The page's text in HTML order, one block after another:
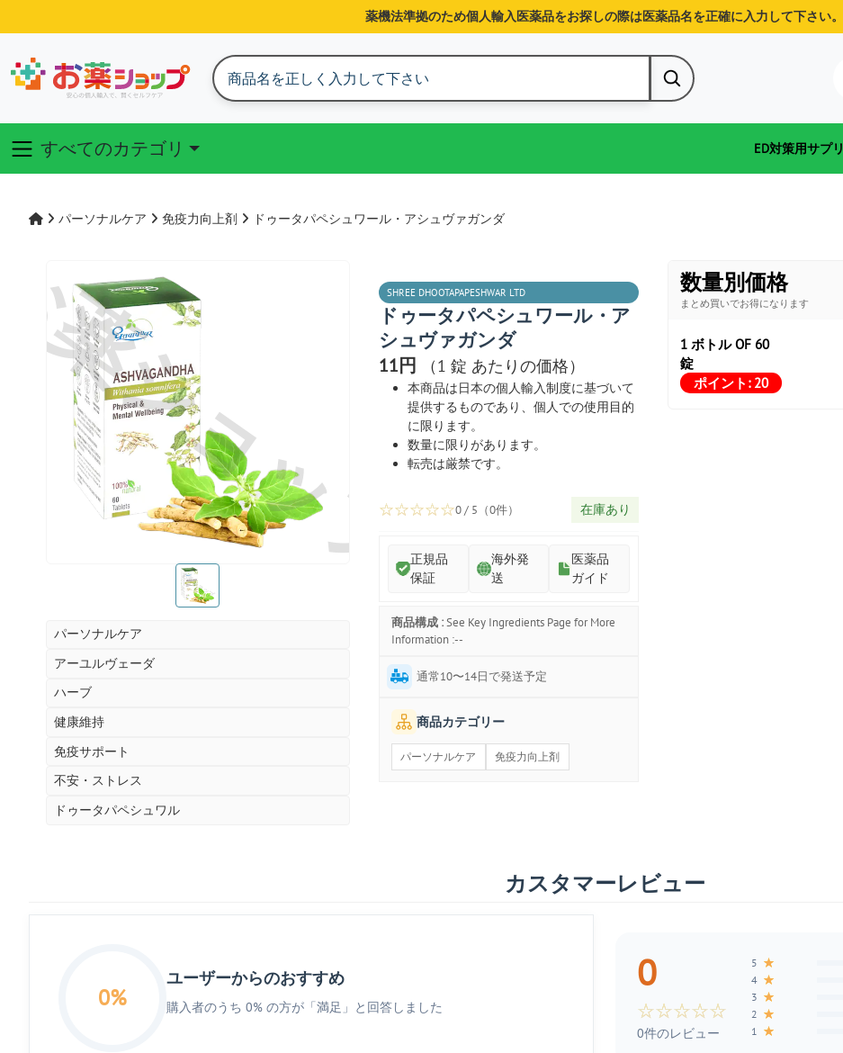
薬機法準拠のため個人輸入医薬品をお探しの際は医薬品名を正確に入力して下さい。
すべてのカテゴリ ED対策用サプリ
パーソナルケア 免疫力向上剤 ドゥータパペシュワール・アシュヴァガンダ
ショップ
お薬ショップ
パーソナルケア
アーユルヴェーダ
ハーブ
健康維持
免疫サポート
不安・ストレス
ドゥータパペシュワル
SHREE DHOOTAPAPESHWAR LTD
ドゥータパペシュワール・ア
シュヴァガンダ
11円 （1 錠 あたりの価格）
本商品は日本の個人輸入制度に基づいて
提供するものであり、個人での使用目的
に限ります。
数量に限りがあります。
転売は厳禁です。
☆☆☆☆☆0 / 5（0件） 在庫あり
正規品
保証
海外発
送
医薬品
ガイド
商品構成 : See Key Ingredients Page for More
Information :--
通常10〜14日で発送予定
商品カテゴリー
パーソナルケア 免疫力向上剤
数量別価格
まとめ買いでお得になります
1 ボトル OF 60
錠
ポイント: 20
カスタマーレビュー
0%
ユーザーからのおすすめ
購入者のうち 0% の方が「満足」と回答しました
0
☆☆☆☆☆
0件のレビュー
5 ★
4 ★
3 ★
2 ★
1
★